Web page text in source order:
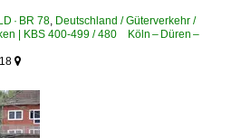
· BR 78, Deutschland / Güterverkehr /
| KBS 400-499 / 480 Köln – Düren –
